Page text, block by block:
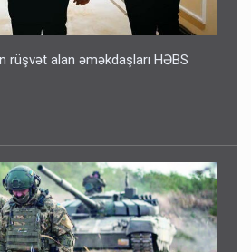
rüşvət alan əməkdaşları HƏBS